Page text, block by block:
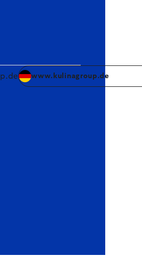
www.kulinagroup.de